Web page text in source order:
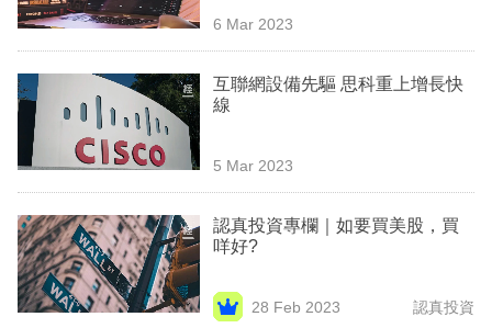
理
商
業
科
技
職
場
生
6 Mar 2023
互聯網設備先驅 思科重上增長快
線
5 Mar 2023
認真投資專欄｜如要買美股，買
咩好?
28 Feb 2023 認真投資